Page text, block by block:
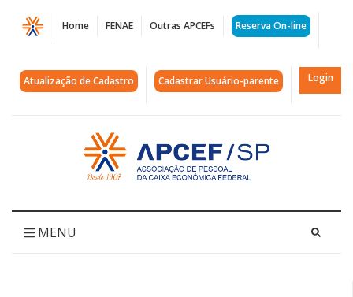
Página
Diretoria
da
divulga
manifesto
Brasil
Home FENAE Outras APCEFs Reserva On-line
Atualização de Cadastro Cadastrar Usuário-parente Login
Acessar
página
inicial
MENU